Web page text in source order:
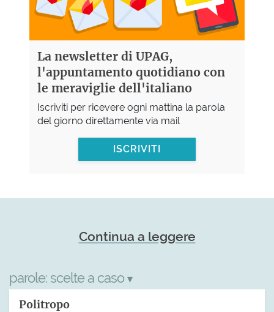
La newsletter di UPAG,
l'appuntamento quotidiano con
le meraviglie dell'italiano
Iscriviti per ricevere ogni mattina la parola
del giorno direttamente via mail
ISCRIVITI
Continua a leggere
parole: scelte a caso ▾
Politropo